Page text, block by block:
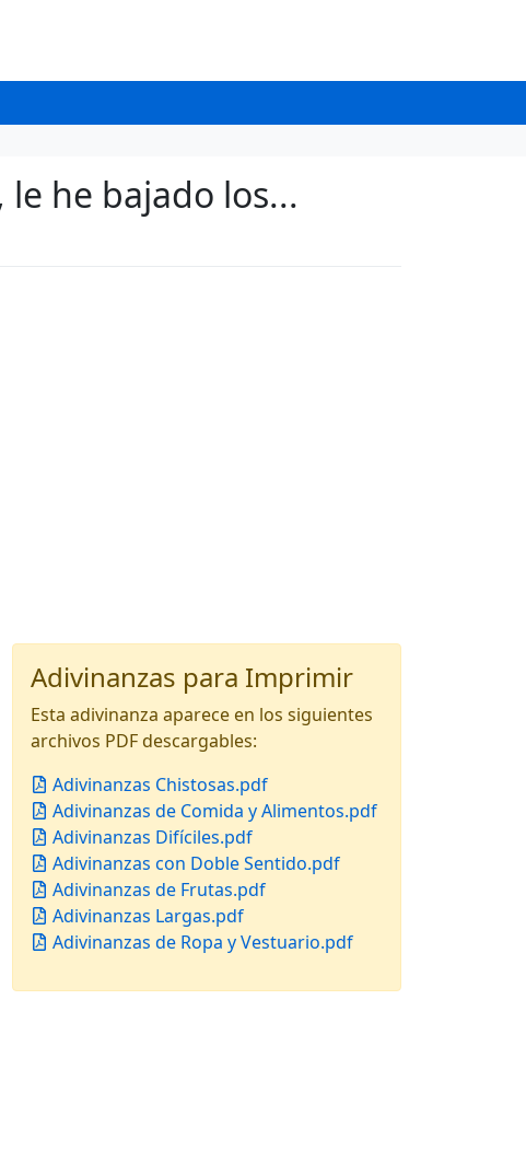
he bajado los...
Adivinanzas para Imprimir
Esta adivinanza aparece en los siguientes
archivos PDF descargables:
Adivinanzas Chistosas.pdf
Adivinanzas de Comida y Alimentos.pdf
Adivinanzas Difíciles.pdf
Adivinanzas con Doble Sentido.pdf
Adivinanzas de Frutas.pdf
Adivinanzas Largas.pdf
Adivinanzas de Ropa y Vestuario.pdf